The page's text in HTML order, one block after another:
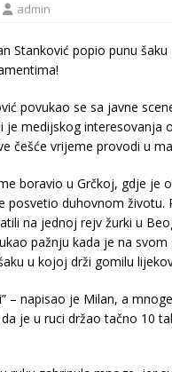
admin
povukao se sa javne
je medijskog interesovanja
češće vrijeme provodi u
boravio u Grčkoj, gdje je
posvetio duhovnom životu.
na jednoj rejv žurki u
pažnju kada je na svom
u kojoj drži gomilu
– napisao je Milan, a
je u ruci držao tačno 10